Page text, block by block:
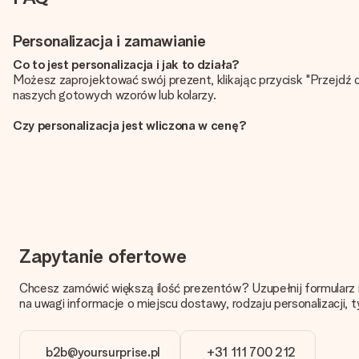
Personalizacja i zamawianie
Co to jest personalizacja i jak to działa?
Możesz zaprojektować swój prezent, klikając przycisk
naszych gotowych wzorów lub kolarzy.
Czy personalizacja jest wliczona w cenę?
Chcemy mieć pewność, że będziesz w pełni zadowolony ze
naszym działem obsługi klienta i dołącz zdjęcie wraz z
Pliki JPG i PNG mogą być dodane w edytorze. Jeśli masz
Czy szukasz konkretnego prezentu lub prezentu w
bileciku, więc odbiorca będzie wiedział dokładnie, komu
Zapytanie ofertowe
Chcesz zamówić większą ilość prezentów? Uzupełnij
na uwagi informacje o miejscu dostawy, rodzaju personalizacji,
b2b@yoursurprise.pl +31 111 700 212